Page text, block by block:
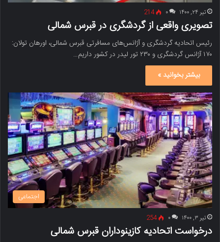
تیر ۲۴, ۱۴۰۰ ۰ 214
تصویری واقعی از گردشگری در قبرس شمالی
رئیس اتحادیه گردشگری و آژانس‌های مسافرتی قبرس شمالی، اورهان تولان:
۱۷۰ آژانس گردشگری و ۲۳۰ تور لیدر در کشور داریم…
بیشتر بخوانید »
اجتماعی
تیر ۳, ۱۴۰۰ ۰ 254
درخواست اتحادیه کازینو‌داران قبرس شمالی